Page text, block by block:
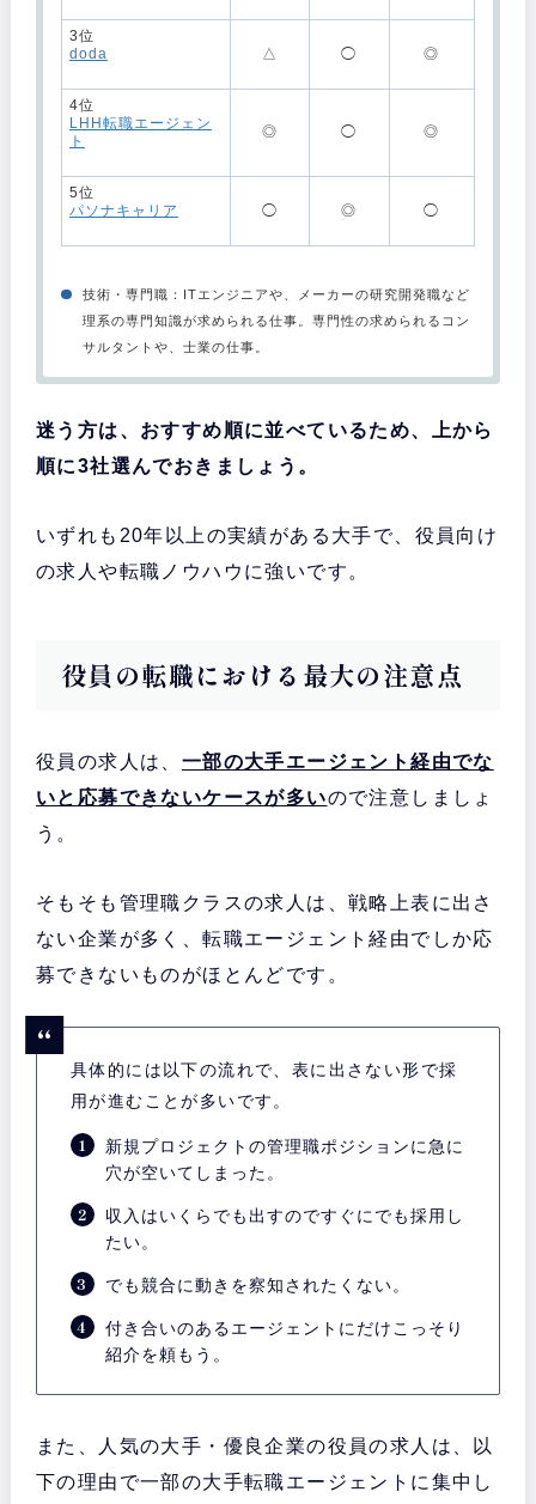
3位
doda
△ ◯ ◎
4位
LHH転職エージェン
ト
◎ ◯ ◎
5位
パソナキャリア
◯ ◎ ◯
技術・専門職：ITエンジニアや、メーカーの研究開発職など
理系の専門知識が求められる仕事。専門性の求められるコン
サルタントや、士業の仕事。
1位
JACリクルートメン
が上がる老舗で、
2位
ランスタッド
・
世界中に拠点を持つ歴史のある
人材サービス会社で、 外資系の
転職に強い
4位
LHH転職エージェン
世界60の国と地域でサービス提
5位
パソナキャリア
・
半数以上の求人が年収800万以
上で、女性のハイクラス転職に
強い
迷う方は、おすすめ順に並べているため、上から
順に3社選んでおきましょう。
いずれも20年以上の実績がある大手で、役員向け
の求人や転職ノウハウに強いです。
役員の転職における最大の注意点
役員の求人は、 一部の大手エージェント経由でな
いと応募できないケースが多いので注意しましょ
う。
そもそも管理職クラスの求人は、戦略上表に出さ
ない企業が多く、転職エージェント経由でしか応
募できないものがほとんどです。
具体的には以下の流れで、表に出さない形で採
用が進むことが多いです。
新規プロジェクトの管理職ポジションに急に
穴が空いてしまった。
収入はいくらでも出すのですぐにでも採用し
たい。
でも競合に動きを察知されたくない。
付き合いのあるエージェントにだけこっそり
紹介を頼もう。
また、人気の大手・優良企業の役員の求人は、以
下の理由で一部の大手転職エージェントに集中し